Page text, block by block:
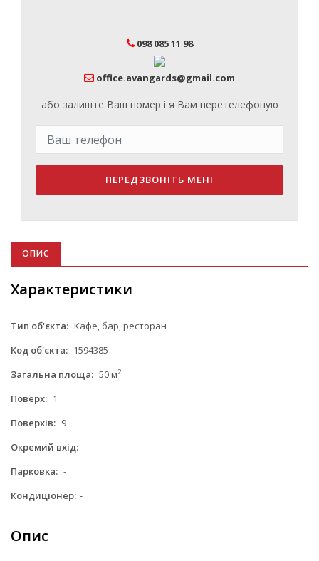
098 085 11 98
office.avangards@gmail.com
або залиште Ваш номер і я Вам перетелефоную
ПЕРЕДЗВОНІТЬ МЕНІ
ОПИС
Характеристики
Тип об'єкта: Кафе, бар, ресторан
Код об'єкта: 1594385
Загальна площа: 50 м2
Поверх: 1
Поверхів: 9
Окремий вхід: -
Парковка: -
Кондиціонер: -
Опис